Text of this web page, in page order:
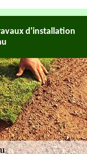
d'installation